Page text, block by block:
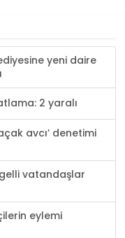
yeni daire
2 yaralı
avcı’ denetimi
vatandaşlar
eylemi